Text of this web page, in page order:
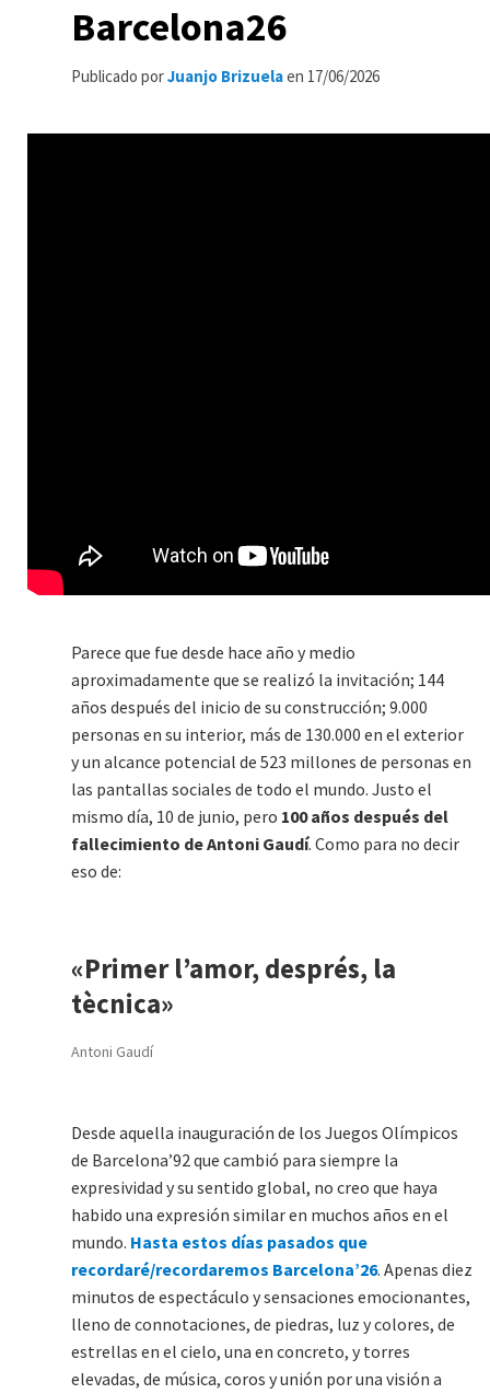
Barcelona26
Publicado porJuanjo Brizuelaen 17/06/2026
Parece que fue desde hace año y medio
aproximadamente que se realizó la invitación; 144
años después del inicio de su construcción; 9.000
personas en su interior, más de 130.000 en el exterior
y un alcance potencial de 523 millones de personas en
las pantallas sociales de todo el mundo. Justo el
mismo día, 10 de junio, pero 100 años después del
fallecimiento de Antoni Gaudí. Como para no decir
eso de:
«Primer l’amor, després, la
tècnica»
Antoni Gaudí
Desde aquella inauguración de los Juegos Olímpicos
de Barcelona’92 que cambió para siempre la
expresividad y su sentido global, no creo que haya
habido una expresión similar en muchos años en el
mundo. Hasta estos días pasados que
recordaré/recordaremos Barcelona’26. Apenas diez
minutos de espectáculo y sensaciones emocionantes,
lleno de connotaciones, de piedras, luz y colores, de
estrellas en el cielo, una en concreto, y torres
elevadas, de música, coros y unión por una visión a